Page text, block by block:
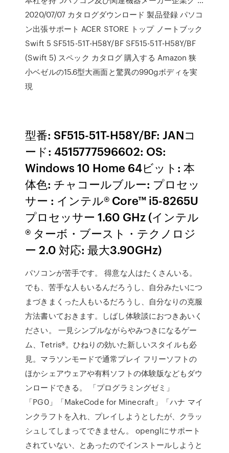
2020/07/07 カタログダウンロード 製品登録 パソコ
ン出張サポート ACER STORE トップ ノートブック
Swift 5 SF515-51T-H58Y/BF SF515-51T-H58Y/BF
(Swift 5) スペック カタログ 購入する Amazon 狭
小ベゼルの15.6型大画面と驚異の990gボディを実
現
型番: SF515-51T-H58Y/BF: JANコ
ード: 4515777596602: OS:
Windows 10 Home 64ビット: 本
体色: チャコールブルー: プロセッ
サー : インテル® Core™ i5-8265U
プロセッサー 1.60 GHz (インテル
® ターボ・ブースト・テクノロジ
ー 2.0 対応: 最大3.90GHz)
パソコンが苦手です。 得意な人はたくさんいる。
でも、苦手な人もいるんだろうし、自分みたいにつ
まづきまくった人もいるだろうし、自分なりの克服
方法書いておきます。しばし体験談におつきあいく
ださい。 一見シンプルながらやみつきになるゲー
ム、Tetris®。ひねりの効いた新しいスタイルも必
見。マラソンモードで通常プレイ フリーソフトの
ほかシェアウェアや有料ソフトの体験版などもダウ
ンロードできる。 「プログラミングゼミ」
「PG0」「MakeCode for Minecraft」「ハナ マイ
ンクラフトを入れ、プレイしようとしたが、クラッ
シュしてしまってできません。 openglにサポート
されていない、とあったのでインストールしようと